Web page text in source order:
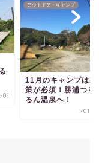
おすすめグッズ
初めてキャンプ用品
えるなら！お金のか
ころを吟味すべし
2019-